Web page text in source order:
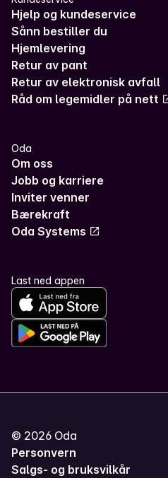
Hjelp og kundeservice
Sånn bestiller du
Hjemlevering
Retur av pant
Retur av elektronisk avfall
Råd om legemidler på nett
Oda
Om oss
Jobb og karriere
Inviter venner
Bærekraft
Oda Systems
Last ned appen
© 2026 Oda
Personvern
Salgs- og bruksvilkår